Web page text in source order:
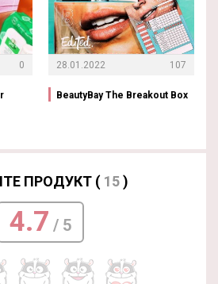
0 28.01.2022 107
BeautyBay The Breakout Box
ПРОДУКТ ( 15)
4.7 / 5